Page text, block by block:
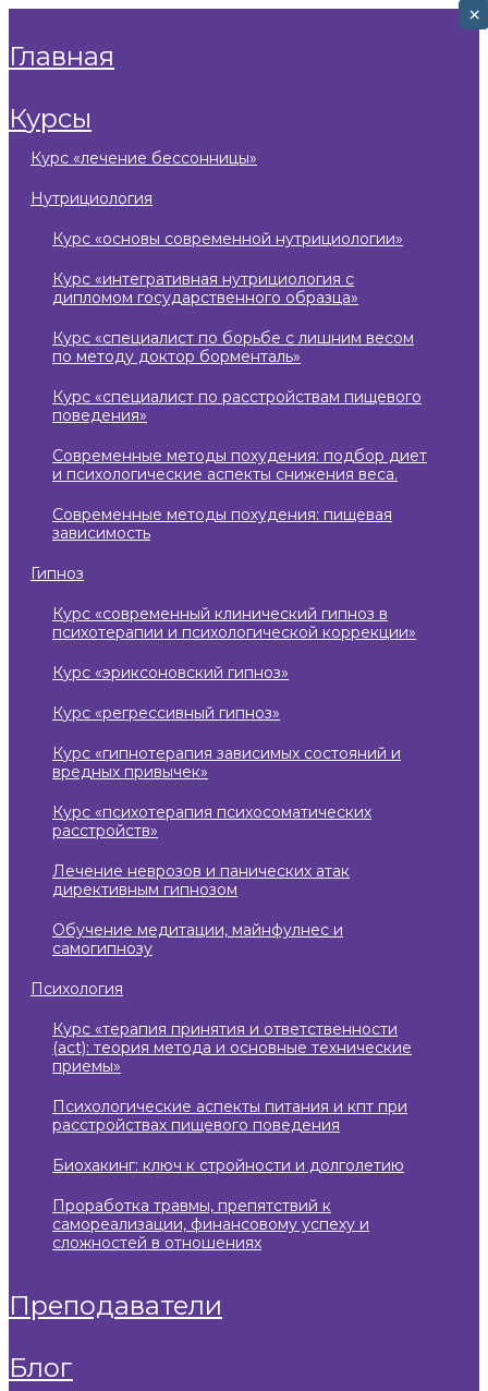
главная
курсы
курс «лечение бессонницы»
нутрициология
курс «основы современной нутрициологии»
курс «интегративная нутрициология с
дипломом государственного образца»
курс «специалист по борьбе с лишним весом
по методу доктор борменталь»
курс «специалист по расстройствам пищевого
поведения»
современные методы похудения: подбор диет
и психологические аспекты снижения веса.
современные методы похудения: пищевая
зависимость
гипноз
курс «современный клинический гипноз в
психотерапии и психологической коррекции»
курс «эриксоновский гипноз»
курс «регрессивный гипноз»
курс «гипнотерапия зависимых состояний и
вредных привычек»
курс «психотерапия психосоматических
расстройств»
лечение неврозов и панических атак
директивным гипнозом
обучение медитации, майнфулнес и
самогипнозу
психология
курс «терапия принятия и ответственности
(act): теория метода и основные технические
приемы»
психологические аспекты питания и кпт при
расстройствах пищевого поведения
биохакинг: ключ к стройности и долголетию
проработка травмы, препятствий к
самореализации, финансовому успеху и
сложностей в отношениях
преподаватели
блог
×
×